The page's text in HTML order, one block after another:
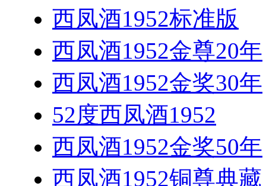
西凤酒1952标准版
西凤酒1952金尊20年
西凤酒1952金奖30年
52度西凤酒1952
西凤酒1952金奖50年
西凤酒1952铜尊典藏